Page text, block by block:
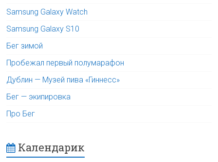
Samsung Galaxy Watch
Samsung Galaxy S10
Бег зимой
Пробежал первый полумарафон
Дублин — Музей пива «Гиннесс»
Бег — экипировка
Про Бег
Календарик